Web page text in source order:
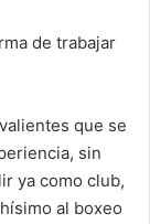
de trabajar
que se
sin
ya como club,
al boxeo